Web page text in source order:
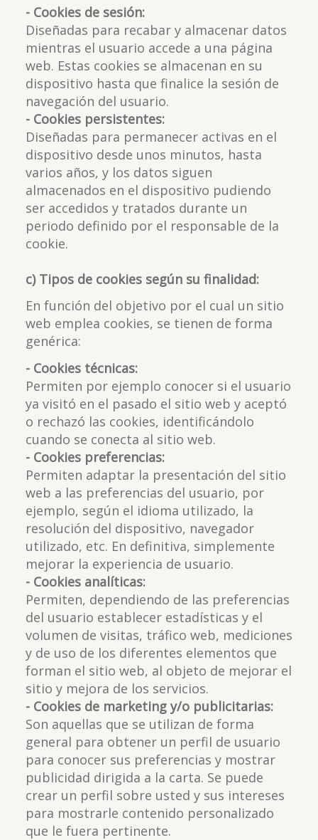
- Cookies de sesión:
Diseñadas para recabar y almacenar datos
mientras el usuario accede a una página
web. Estas cookies se almacenan en su
dispositivo hasta que finalice la sesión de
navegación del usuario.
- Cookies persistentes:
Diseñadas para permanecer activas en el
dispositivo desde unos minutos, hasta
varios años, y los datos siguen
almacenados en el dispositivo pudiendo
ser accedidos y tratados durante un
periodo definido por el responsable de la
cookie.
c) Tipos de cookies según su finalidad:
En función del objetivo por el cual un sitio
web emplea cookies, se tienen de forma
genérica:
- Cookies técnicas:
Permiten por ejemplo conocer si el usuario
ya visitó en el pasado el sitio web y aceptó
o rechazó las cookies, identificándolo
cuando se conecta al sitio web.
- Cookies preferencias:
Permiten adaptar la presentación del sitio
web a las preferencias del usuario, por
ejemplo, según el idioma utilizado, la
resolución del dispositivo, navegador
utilizado, etc. En definitiva, simplemente
mejorar la experiencia de usuario.
- Cookies analíticas:
Permiten, dependiendo de las preferencias
del usuario establecer estadísticas y el
volumen de visitas, tráfico web, mediciones
y de uso de los diferentes elementos que
forman el sitio web, al objeto de mejorar el
sitio y mejora de los servicios.
- Cookies de marketing y/o publicitarias:
Son aquellas que se utilizan de forma
general para obtener un perfil de usuario
para conocer sus preferencias y mostrar
publicidad dirigida a la carta. Se puede
crear un perfil sobre usted y sus intereses
para mostrarle contenido personalizado
que le fuera pertinente.